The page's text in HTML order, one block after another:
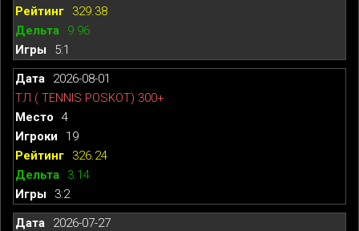
329.38
9.96
5:1
2026-08-01
ТЛ ( TENNIS POSKOT) 300+
4
19
326.24
3.14
3:2
2026-07-27